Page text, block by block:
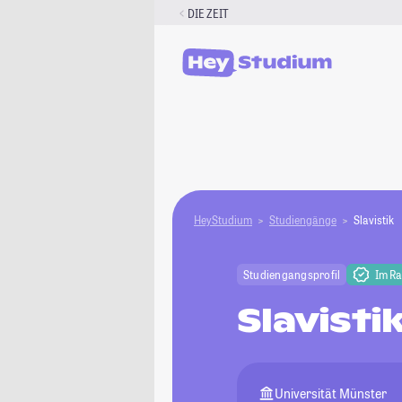
DIE ZEIT
HeyStudium Studiengänge Slavistik
Studiengangsprofil Im
Universität Münster